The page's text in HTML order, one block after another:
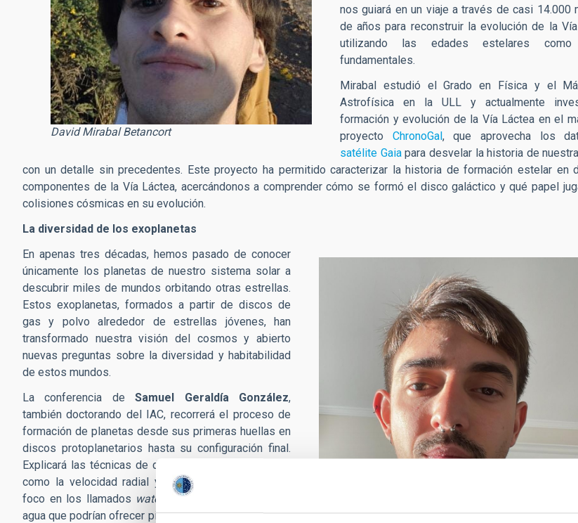
David Mirabal Betancort
nos guiará en un viaje a través de casi 14.000
de años para reconstruir la evolución de la
utilizando las edades estelares como
fundamentales.
Mirabal estudió el Grado en Física y el
Astrofísica en la ULL y actualmente
formación y evolución de la Vía Láctea en el
proyecto ChronoGal, que aprovecha los
satélite Gaiapara desvelar la historia de
con un detalle sin precedentes. Este proyecto ha permitido caracterizar la historia de formación estelar en
componentes de la Vía Láctea, acercándonos a comprender cómo se formó el disco galáctico y qué papel
colisiones cósmicas en su evolución.
La diversidad de los exoplanetas
En apenas tres décadas, hemos pasado de conocer
únicamente los planetas de nuestro sistema solar a
descubrir miles de mundos orbitando otras estrellas.
Estos exoplanetas, formados a partir de discos de
gas y polvo alrededor de estrellas jóvenes, han
transformado nuestra visión del cosmos y abierto
nuevas preguntas sobre la diversidad y habitabilidad
de estos mundos.
La conferencia deSamuel Geraldía González,
también doctorando del IAC, recorrerá el proceso de
formación de planetas desde sus primeras huellas en
discos protoplanetarios hasta su configuración final.
Explicará las técnicas de detección más utilizadas —
como la velocidad radial y el tránsito— y pondrá el
foco en los llamados waterworlds
agua que podrían ofrecer pistas sobre la existencia de